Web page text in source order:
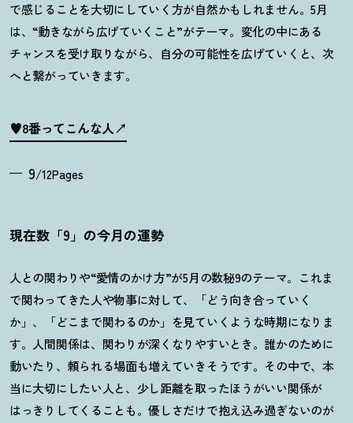
で感じることを大切にしていく方が自然かもしれません。5月
は、“動きながら広げていくこと”がテーマ。変化の中にある
チャンスを受け取りながら、自分の可能性を広げていくと、次
へと繋がっていきます。
♥8番ってこんな人
9/12Pages
現在数「9」の今月の運勢
人との関わりや“愛情のかけ方”が5月の数秘9のテーマ。これま
で関わってきた人や物事に対して、「どう向き合っていく
か」、「どこまで関わるのか」を見ていくような時期になりま
す。人間関係は、関わりが深くなりやすいとき。誰かのために
動いたり、頼られる場面も増えていきそうです。その中で、本
当に大切にしたい人と、少し距離を取ったほうがいい関係が
はっきりしてくることも。優しさだけで抱え込み過ぎないのが